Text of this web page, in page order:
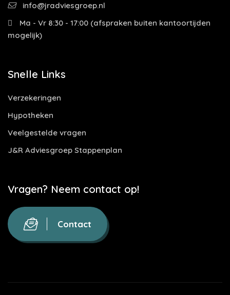
info@jradviesgroep.nl
Ma - Vr 8:30 - 17:00 (afspraken buiten kantoortijden
mogelijk)
Snelle Links
Verzekeringen
Hypotheken
Veelgestelde vragen
J&R Adviesgroep Stappenplan
Vragen? Neem contact op!
Contact